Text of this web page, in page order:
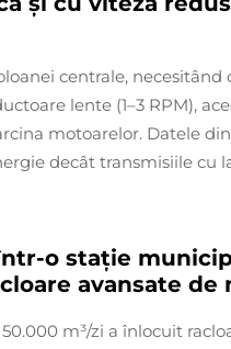
centrale, necesitând
lente (1–3 RPM),
motoarelor. Datele
decât transmisiile cu
o stație
avansate de
m³/zi a înlocuit